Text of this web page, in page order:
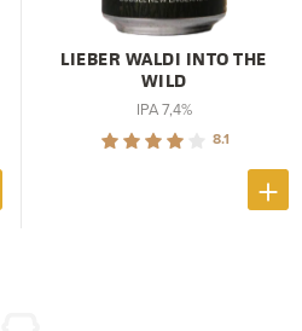
LIEBER WALDI INTO THE
WILD
IPA 7,4%
8.1